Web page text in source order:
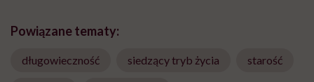
Powiązane tematy:
długowieczność siedzący tryb życia starość